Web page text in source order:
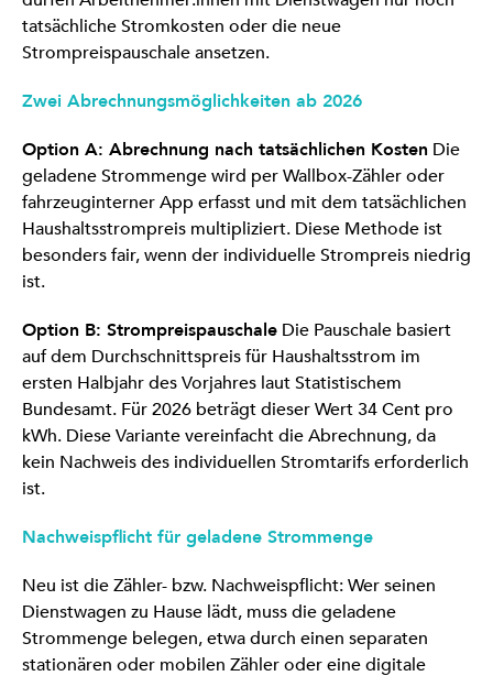
tatsächliche Stromkosten oder die neue
Strompreispauschale ansetzen.
Zwei Abrechnungsmöglichkeiten ab 2026
Option A: Abrechnung nach tatsächlichen Kosten Die
geladene Strommenge wird per Wallbox-Zähler oder
fahrzeuginterner App erfasst und mit dem tatsächlichen
Haushaltsstrompreis multipliziert. Diese Methode ist
besonders fair, wenn der individuelle Strompreis niedrig
ist.
Option B: Strompreispauschale Die Pauschale basiert
auf dem Durchschnittspreis für Haushaltsstrom im
ersten Halbjahr des Vorjahres laut Statistischem
Bundesamt. Für 2026 beträgt dieser Wert 34 Cent pro
kWh. Diese Variante vereinfacht die Abrechnung, da
kein Nachweis des individuellen Stromtarifs erforderlich
ist.
Nachweispflicht für geladene Strommenge
Neu ist die Zähler- bzw. Nachweispflicht: Wer seinen
Dienstwagen zu Hause lädt, muss die geladene
Strommenge belegen, etwa durch einen separaten
stationären oder mobilen Zähler oder eine digitale